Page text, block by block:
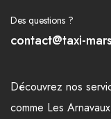
Des questions ?
contact@taxi-
Découvrez nos
comme Les Arnavaux